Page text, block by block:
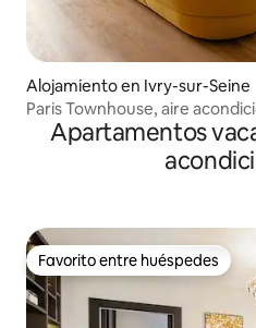
Alojamiento en Ivry-sur-Seine
Paris Townhouse, aire
Jardín
Apartamentos
Favorito entre huéspedes
Favorito entre huéspedes